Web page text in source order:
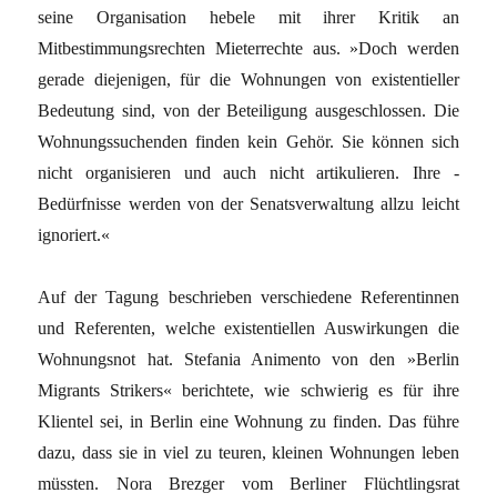
seine Organisation hebele mit ihrer Kritik an
Mitbestimmungsrechten Mieterrechte aus. »Doch werden
gerade diejenigen, für die Wohnungen von existentieller
Bedeutung sind, von der Beteiligung ausgeschlossen. Die
Wohnungssuchenden finden kein Gehör. Sie können sich
nicht organisieren und auch nicht artikulieren. Ihre ­
Bedürfnisse werden von der Senatsverwaltung allzu leicht
ignoriert.«
Auf der Tagung beschrieben verschiedene Referentinnen
und Referenten, welche existentiellen Auswirkungen die
Wohnungsnot hat. Stefania Animento von den »Berlin
Migrants ­Strikers« berichtete, wie schwierig es für ihre
Klientel sei, in Berlin eine Wohnung zu finden. Das führe
dazu, dass sie in viel zu teuren, kleinen Wohnungen leben
müssten. Nora Brezger vom Berliner Flüchtlingsrat